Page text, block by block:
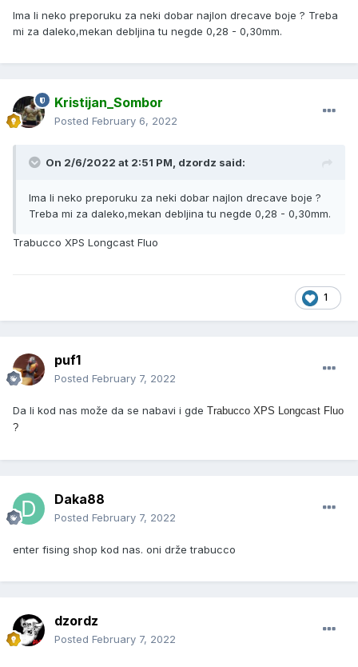
Ima li neko preporuku za neki dobar najlon drecave boje ? Treba
mi za daleko,mekan debljina tu negde 0,28 - 0,30mm.
Kristijan_Sombor
Posted February 6, 2022
On 2/6/2022 at 2:51 PM, dzordz said:
Ima li neko preporuku za neki dobar najlon drecave boje ?
Treba mi za daleko,mekan debljina tu negde 0,28 - 0,30mm.
Trabucco XPS Longcast Fluo
1
puf1
Posted February 7, 2022
Da li kod nas može da se nabavi i gde Trabucco XPS Longcast Fluo
?
Daka88
Posted February 7, 2022
enter fising shop kod nas. oni drže trabucco
dzordz
Posted February 7, 2022